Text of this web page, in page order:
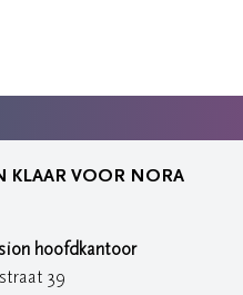
KLAAR VOOR NORA
hoofdkantoor
39